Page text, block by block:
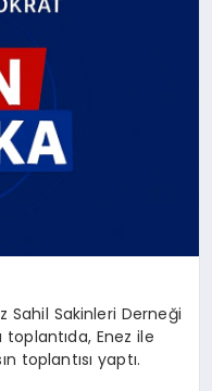
Sahil Sakinleri Derneği
Enez ile
toplantısı yaptı.